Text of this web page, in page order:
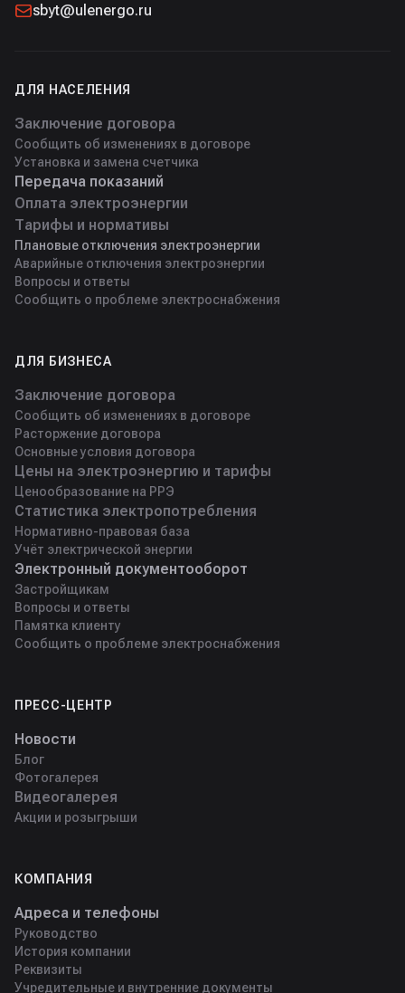
sbyt@ulenergo.ru
ДЛЯ НАСЕЛЕНИЯ
Заключение договора
Сообщить об изменениях в договоре
Установка и замена счетчика
Передача показаний
Оплата электроэнергии
Тарифы и нормативы
Плановые отключения электроэнергии
Аварийные отключения электроэнергии
Вопросы и ответы
Сообщить о проблеме электроснабжения
ДЛЯ БИЗНЕСА
Заключение договора
Сообщить об изменениях в договоре
Расторжение договора
Основные условия договора
Цены на электроэнергию и тарифы
Ценообразование на РРЭ
Статистика электропотребления
Нормативно-правовая база
Учёт электрической энергии
Электронный документооборот
Застройщикам
Вопросы и ответы
Памятка клиенту
Сообщить о проблеме электроснабжения
ПРЕСС-ЦЕНТР
Новости
Блог
Фотогалерея
Видеогалерея
Акции и розыгрыши
КОМПАНИЯ
Адреса и телефоны
Руководство
История компании
Реквизиты
Учредительные и внутренние документы